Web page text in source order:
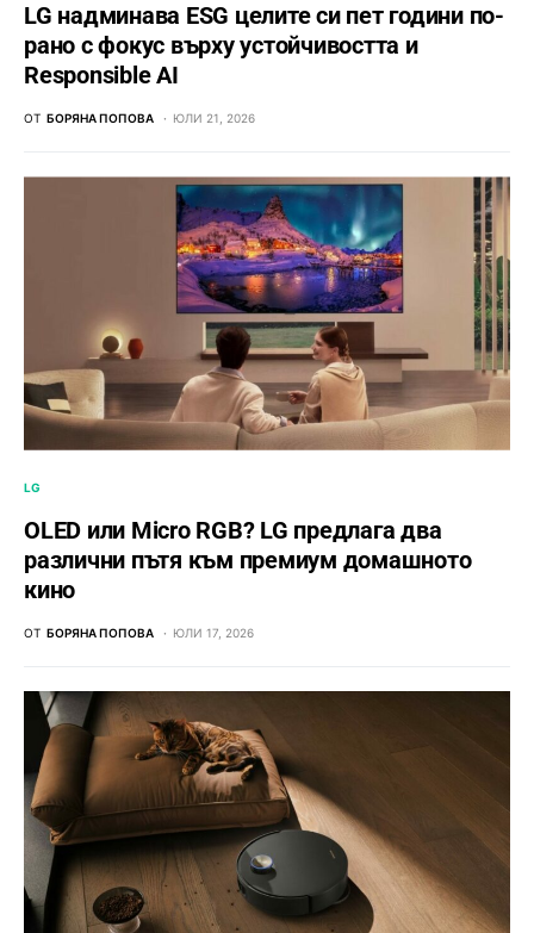
LG надминава ESG целите си пет години по-
рано с фокус върху устойчивостта и
Responsible AI
ОТ БОРЯНА ПОПОВА ЮЛИ 21, 2026
LG
OLED или Micro RGB? LG предлага два
различни пътя към премиум домашното
кино
ОТ БОРЯНА ПОПОВА ЮЛИ 17, 2026